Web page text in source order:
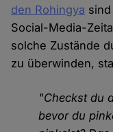
den Rohingya
Social-Media-
solche Zustände
zu überwinden,
"Checkst du
bevor du